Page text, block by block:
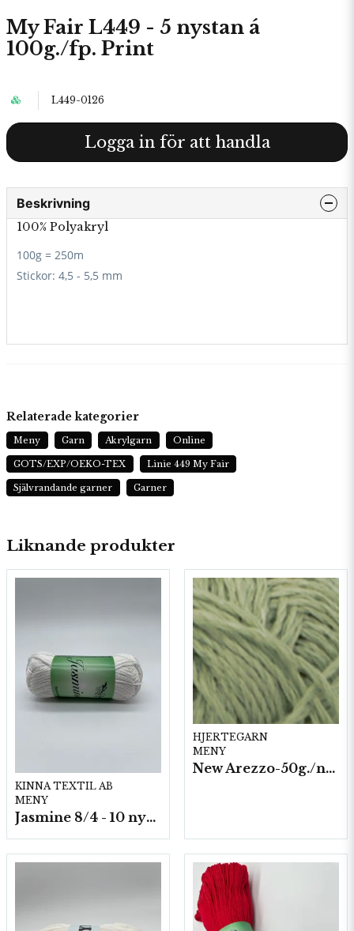
My Fair L449 - 5 nystan á
100g./fp. Print
L449-0126
Logga in för att handla
Beskrivning
100% Polyakryl
100g = 250m
Stickor: 4,5 - 5,5 mm
Liknande produkter
KINNA TEXTIL AB
MENY
Jasmine 8/4 - 10 nystan a50g./fp.
HJERTEGARN
MENY
New Arezzo-50g./nyst. 10 st/fp.
Relaterade kategorier
Meny Garn Akrylgarn Online
GOTS/EXP/OEKO-TEX Linie 449 My Fair
Självrandande garner Garner